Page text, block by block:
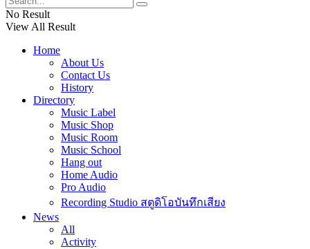
No Result
View All Result
Home
About Us
Contact Us
History
Directory
Music Label
Music Shop
Music Room
Music School
Hang out
Home Audio
Pro Audio
Recording Studio สตูดิโอบันทึกเสียง
News
All
Activity